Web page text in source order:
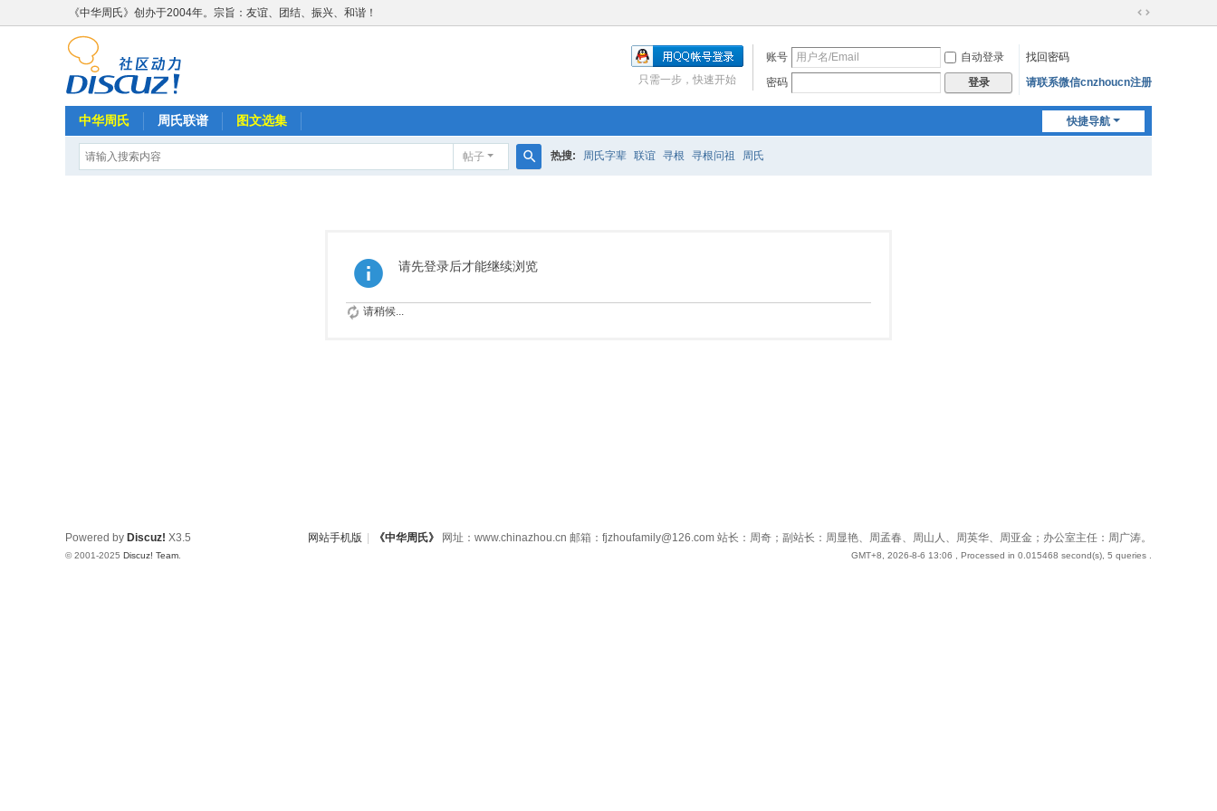
《中华周氏》创办于2004年。宗旨：友谊、团结、振兴、和谐！
切
宽
账号 自动登录
找回密码
密码
登录 请联系微信cnzhoucn注册
只需一步，快速开始
快捷导航
中华周氏 周氏联谱 图文选集
帖子 热搜: 周氏字辈 联谊 寻根 寻根问祖 周氏
请先登录后才能继续浏览
请稍候...
网站手机版 《中华周氏》 网址：www.chinazhou.cn 邮箱：fjzhoufamily@126.com 站长：周奇；副站长：周显艳、周孟春、周山人、周英华、周亚金；办公室主任：周广涛。
GMT+8, 2026-8-6 13:06 , Processed in 0.015468 second(s), 5 queries .
Powered by Discuz! X3.5
© 2001-2025 Discuz! Team